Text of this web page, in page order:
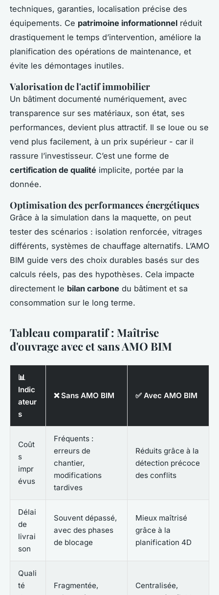
techniques, garanties, localisation précise des
équipements. Ce patrimoine informationnel réduit
drastiquement le temps d’intervention, améliore la
planification des opérations de maintenance, et
évite les démontages inutiles.
Valorisation de l'actif immobilier
Un bâtiment documenté numériquement, avec
transparence sur ses matériaux, son état, ses
performances, devient plus attractif. Il se loue ou se
vend plus facilement, à un prix supérieur - car il
rassure l’investisseur. C’est une forme de
certification de qualité implicite, portée par la
donnée.
Optimisation des performances énergétiques
Grâce à la simulation dans la maquette, on peut
tester des scénarios : isolation renforcée, vitrages
différents, systèmes de chauffage alternatifs. L’AMO
BIM guide vers des choix durables basés sur des
calculs réels, pas des hypothèses. Cela impacte
directement le bilan carbone du bâtiment et sa
consommation sur le long terme.
Tableau comparatif : Maîtrise
d'ouvrage avec et sans AMO BIM
📊
Indic
ateur
s
❌ Sans AMO BIM ✅ Avec AMO BIM
Coût
s
impr
évus
Fréquents :
erreurs de
chantier,
modifications
tardives
Réduits grâce à la
détection précoce
des conflits
Délai
de
livrai
son
Souvent dépassé,
avec des phases
de blocage
Mieux maîtrisé
grâce à la
planification 4D
Quali
té
Fragmentée,
Centralisée,